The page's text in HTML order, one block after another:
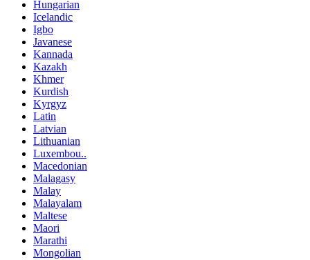
Hungarian
Icelandic
Igbo
Javanese
Kannada
Kazakh
Khmer
Kurdish
Kyrgyz
Latin
Latvian
Lithuanian
Luxembou..
Macedonian
Malagasy
Malay
Malayalam
Maltese
Maori
Marathi
Mongolian